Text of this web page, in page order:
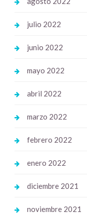
julio 2022
junio 2022
mayo 2022
abril 2022
marzo 2022
febrero 2022
enero 2022
diciembre 2021
noviembre 2021